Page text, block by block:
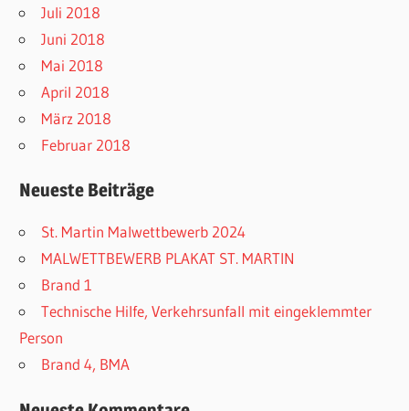
Juli 2018
Juni 2018
Mai 2018
April 2018
März 2018
Februar 2018
Neueste Beiträge
St. Martin Malwettbewerb 2024
MALWETTBEWERB PLAKAT ST. MARTIN
Brand 1
Technische Hilfe, Verkehrsunfall mit eingeklemmter
Person
Brand 4, BMA